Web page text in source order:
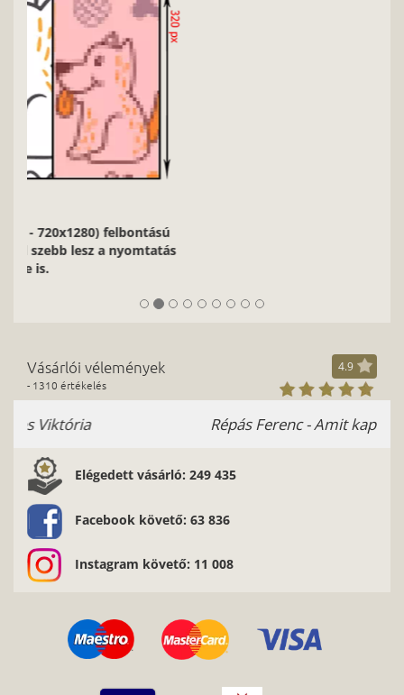
Nagyon fontos, hogy jó minőségű, éles kontúrokkal, jó
fényviszonyokkal rendelkező képeket használj.
- 1310 értékelés
Répás Ferenc - Amit kaptam nagyon tetszik.
Szuper a munkátok. Sok ismerősömnek ajánlom